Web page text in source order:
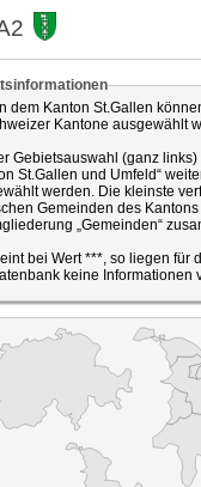
dem Kanton St.Gallen
Kantone ausgewählt
Gebietsauswahl (ganz
St.Gallen und Umfeld“
werden. Die kleinste
Gemeinden des
„Gemeinden“
bei Wert ***, so liegen für
keine Informationen